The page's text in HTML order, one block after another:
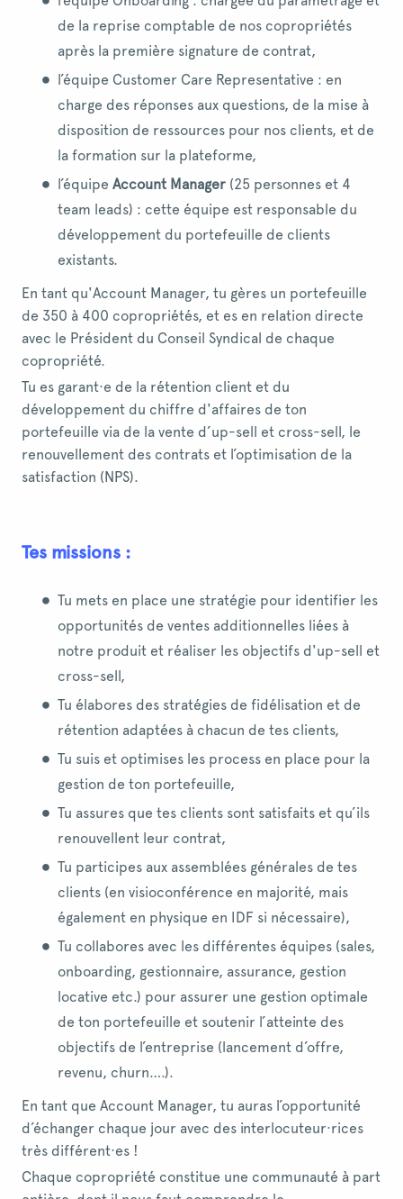
de la reprise comptable de nos copropriétés
après la première signature de contrat,
l’équipe Customer Care Representative : en
charge des réponses aux questions, de la mise à
disposition de ressources pour nos clients, et de
la formation sur la plateforme,
l’équipe Account Manager (25 personnes et 4
team leads) : cette équipe est responsable du
développement du portefeuille de clients
existants.
En tant qu'Account Manager, tu gères un portefeuille
de 350 à 400 copropriétés, et es en relation directe
avec le Président du Conseil Syndical de chaque
copropriété.
Tu es garant·e de la rétention client et du
développement du chiffre d'affaires de ton
portefeuille via de la vente d’up-sell et cross-sell, le
renouvellement des contrats et l’optimisation de la
satisfaction (NPS).
Tes missions :
Tu mets en place une stratégie pour identifier les
opportunités de ventes additionnelles liées à
notre produit et réaliser les objectifs d'up-sell et
cross-sell,
Tu élabores des stratégies de fidélisation et de
rétention adaptées à chacun de tes clients,
Tu suis et optimises les process en place pour la
gestion de ton portefeuille,
Tu assures que tes clients sont satisfaits et qu’ils
renouvellent leur contrat,
Tu participes aux assemblées générales de tes
clients (en visioconférence en majorité, mais
également en physique en IDF si nécessaire),
Tu collabores avec les différentes équipes (sales,
onboarding, gestionnaire, assurance, gestion
locative etc.) pour assurer une gestion optimale
de ton portefeuille et soutenir l’atteinte des
objectifs de l’entreprise (lancement d’offre,
revenu, churn….).
En tant que Account Manager, tu auras l’opportunité
d’échanger chaque jour avec des interlocuteur·rices
très différent·es !
Chaque copropriété constitue une communauté à part